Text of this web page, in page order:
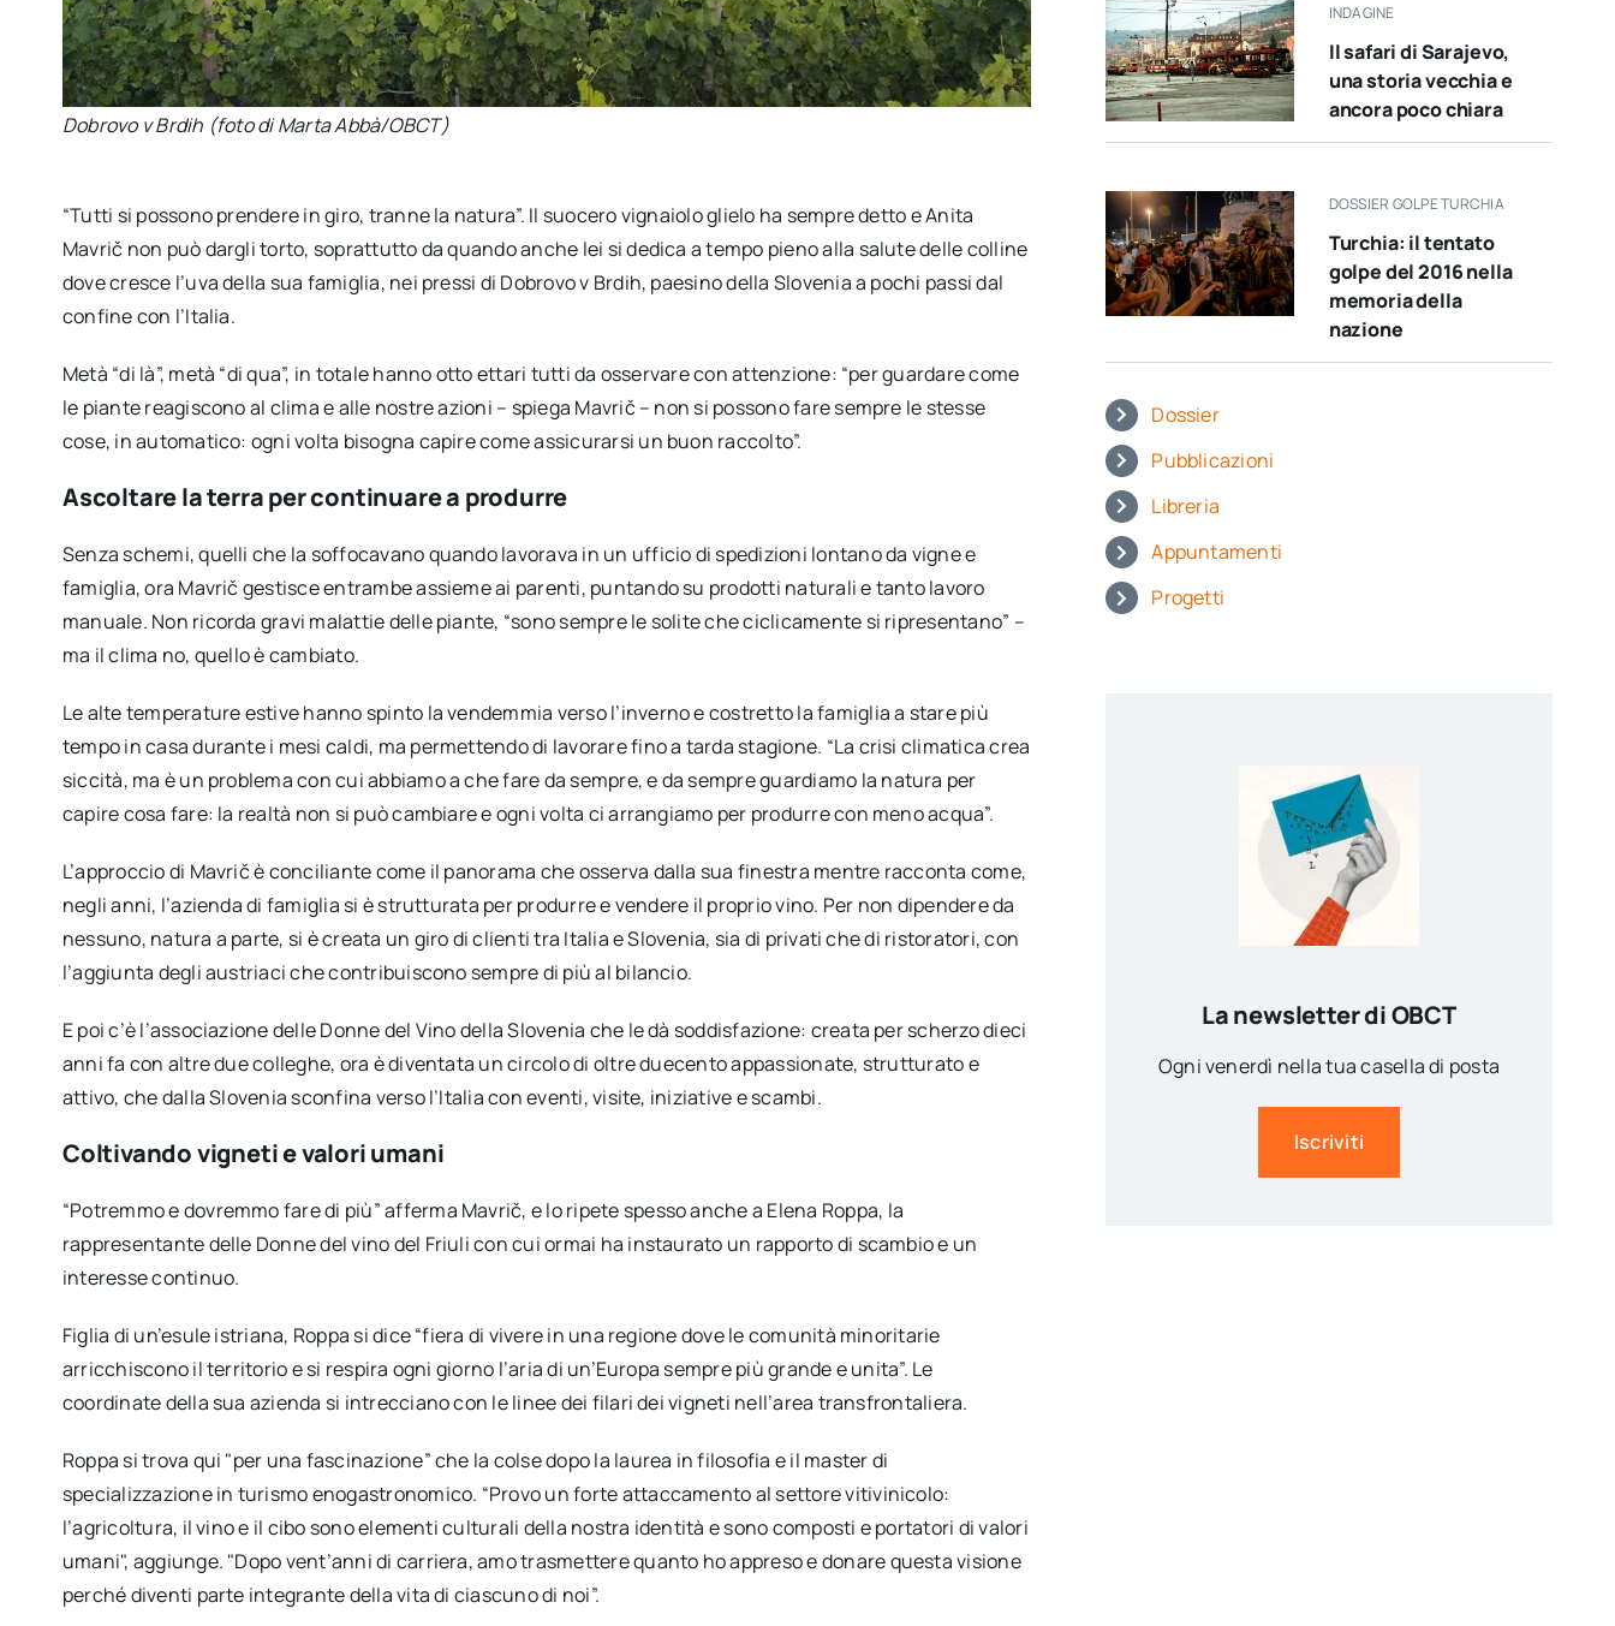
Dobrovo v Brdih (foto di Marta Abbà/OBCT)
“Tutti si possono prendere in giro, tranne la natura”. Il suocero vignaiolo glielo ha sempre detto e Anita
Mavrič non può dargli torto, soprattutto da quando anche lei si dedica a tempo pieno alla salute delle colline
dove cresce l’uva della sua famiglia, nei pressi di Dobrovo v Brdih, paesino della Slovenia a pochi passi dal
confine con l’Italia.
Metà “di là”, metà “di qua”, in totale hanno otto ettari tutti da osservare con attenzione: “per guardare come
le piante reagiscono al clima e alle nostre azioni – spiega Mavrič – non si possono fare sempre le stesse
cose, in automatico: ogni volta bisogna capire come assicurarsi un buon raccolto”.
Ascoltare la terra per continuare a produrre
Senza schemi, quelli che la soffocavano quando lavorava in un ufficio di spedizioni lontano da vigne e
famiglia, ora Mavrič gestisce entrambe assieme ai parenti, puntando su prodotti naturali e tanto lavoro
manuale. Non ricorda gravi malattie delle piante, “sono sempre le solite che ciclicamente si ripresentano” –
ma il clima no, quello è cambiato.
Le alte temperature estive hanno spinto la vendemmia verso l’inverno e costretto la famiglia a stare più
tempo in casa durante i mesi caldi, ma permettendo di lavorare fino a tarda stagione. “La crisi climatica crea
siccità, ma è un problema con cui abbiamo a che fare da sempre, e da sempre guardiamo la natura per
capire cosa fare: la realtà non si può cambiare e ogni volta ci arrangiamo per produrre con meno acqua”.
L’approccio di Mavrič è conciliante come il panorama che osserva dalla sua finestra mentre racconta come,
negli anni, l’azienda di famiglia si è strutturata per produrre e vendere il proprio vino. Per non dipendere da
nessuno, natura a parte, si è creata un giro di clienti tra Italia e Slovenia, sia di privati che di ristoratori, con
l’aggiunta degli austriaci che contribuiscono sempre di più al bilancio.
E poi c’è l’associazione delle Donne del Vino della Slovenia che le dà soddisfazione: creata per scherzo dieci
anni fa con altre due colleghe, ora è diventata un circolo di oltre duecento appassionate, strutturato e
attivo, che dalla Slovenia sconfina verso l’Italia con eventi, visite, iniziative e scambi.
Coltivando vigneti e valori umani
“Potremmo e dovremmo fare di più” afferma Mavrič, e lo ripete spesso anche a Elena Roppa, la
rappresentante delle Donne del vino del Friuli con cui ormai ha instaurato un rapporto di scambio e un
interesse continuo.
Figlia di un’esule istriana, Roppa si dice “fiera di vivere in una regione dove le comunità minoritarie
arricchiscono il territorio e si respira ogni giorno l’aria di un’Europa sempre più grande e unita”. Le
coordinate della sua azienda si intrecciano con le linee dei filari dei vigneti nell’area transfrontaliera.
Roppa si trova qui "per una fascinazione” che la colse dopo la laurea in filosofia e il master di
specializzazione in turismo enogastronomico. “Provo un forte attaccamento al settore vitivinicolo:
l’agricoltura, il vino e il cibo sono elementi culturali della nostra identità e sono composti e portatori di valori
umani", aggiunge. "Dopo vent’anni di carriera, amo trasmettere quanto ho appreso e donare questa visione
perché diventi parte integrante della vita di ciascuno di noi”.
INDAGINE
Il safari di Sarajevo,
una storia vecchia e
ancora poco chiara
DOSSIER GOLPE TURCHIA
Turchia: il tentato
golpe del 2016 nella
memoria della
nazione
Dossier
Pubblicazioni
Libreria
Appuntamenti
Progetti
La newsletter di OBCT
Ogni venerdì nella tua casella di posta
Iscriviti